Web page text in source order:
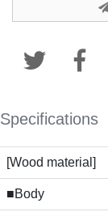
Specifications
[Wood material]
■Body